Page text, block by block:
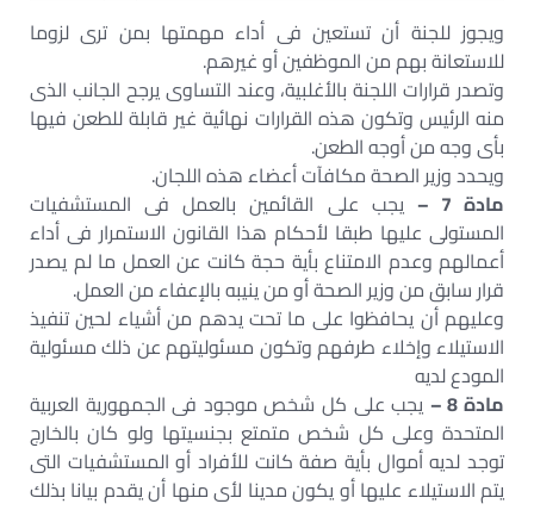
ويجوز للجنة أن تستعين فى أداء مهمتها بمن ترى لزوما
للاستعانة بهم من الموظفين أو غيرهم.
وتصدر قرارات اللجنة بالأغلبية، وعند التساوى يرجح الجانب الذى
منه الرئيس وتكون هذه القرارات نهائية غير قابلة للطعن فيها
بأى وجه من أوجه الطعن.
ويحدد وزير الصحة مكافآت أعضاء هذه اللجان.
مادة 7 –
يجب على القائمين بالعمل فى المستشفيات
المستولى عليها طبقا لأحكام هذا القانون الاستمرار فى أداء
أعمالهم وعدم الامتناع بأية حجة كانت عن العمل ما لم يصدر
قرار سابق من وزير الصحة أو من ينيبه بالإعفاء من العمل.
وعليهم أن يحافظوا على ما تحت يدهم من أشياء لحين تنفيذ
الاستيلاء وإخلاء طرفهم وتكون مسئوليتهم عن ذلك مسئولية
المودع لديه
مادة 8 –
يجب على كل شخص موجود فى الجمهورية العربية
المتحدة وعلى كل شخص متمتع بجنسيتها ولو كان بالخارج
توجد لديه أموال بأية صفة كانت للأفراد أو المستشفيات التى
يتم الاستيلاء عليها أو يكون مدينا لأى منها أن يقدم بيانا بذلك